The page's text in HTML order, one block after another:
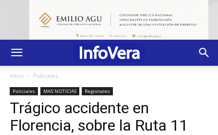
Inicio Policiales
Policiales MAS NOTICIAS Regionales
Trágico accidente en
Florencia, sobre la Ruta 11